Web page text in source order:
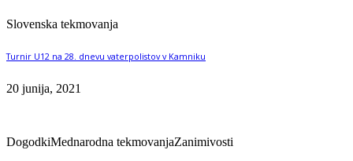
Slovenska tekmovanja
Turnir U12 na 28. dnevu vaterpolistov v Kamniku
20 junija, 2021
DogodkiMednarodna tekmovanjaZanimivosti